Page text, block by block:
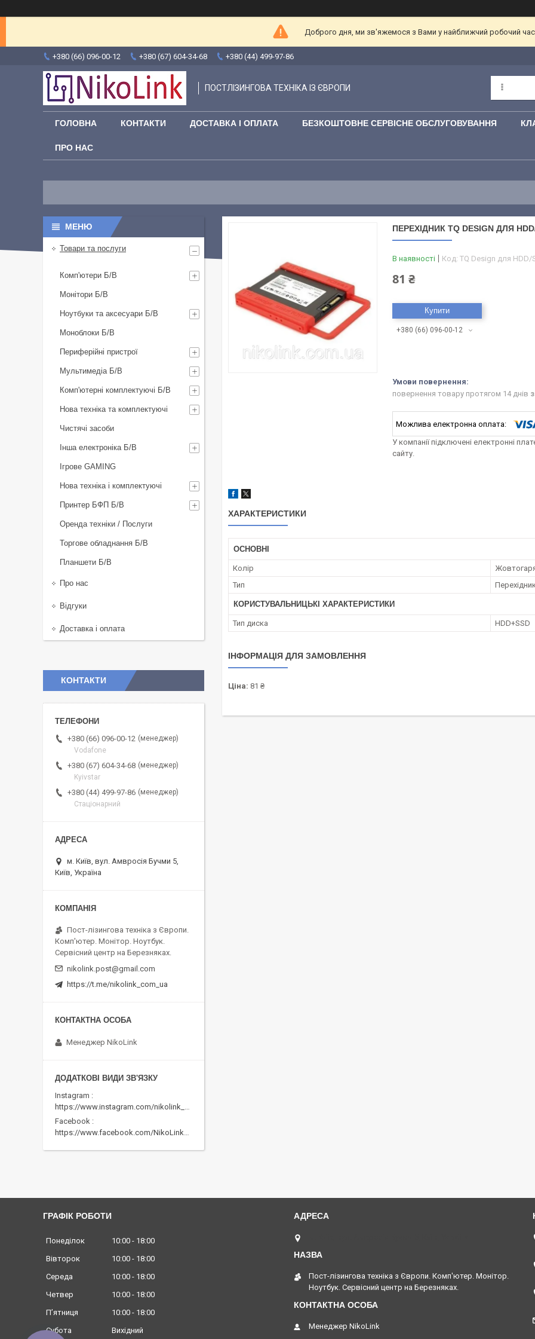
Доброго дня, ми зв'яжемося з Вами у найближчий робочий час.
+380 (66) 096-00-12 +380 (67) 604-34-68 +380 (44) 499-97-86
ПОСТЛІЗИНГОВА ТЕХНІКА ІЗ ЄВРОПИ
ГОЛОВНА КОНТАКТИ ДОСТАВКА І ОПЛАТА БЕЗКОШТОВНЕ СЕРВІСНЕ ОБСЛУГОВУВАННЯ
ПРО НАС
ПЕРЕХІДНИК TQ DESIGN ДЛЯ
В наявності Код: TQ Design для HDD/
81 ₴
Купити
+380 (66) 096-00-12
повернення товару протягом 14 днів
У компанії підключені електронні
сайту.
ХАРАКТЕРИСТИКИ
ОСНОВНІ
Колір
Тип
КОРИСТУВАЛЬНИЦЬКІ ХАРАКТЕРИСТИКИ
Тип диска HDD+SSD
ІНФОРМАЦІЯ ДЛЯ ЗАМОВЛЕННЯ
Ціна: 81 ₴
Товари та послуги
Комп'ютери Б/В
Монітори Б/В
Ноутбуки та аксесуари Б/В
Моноблоки Б/В
Периферійні пристрої
Мультимедіа Б/В
Комп'ютерні комплектуючі Б/В
Нова техніка та комплектуючі
Чистячі засоби
Інша електроніка Б/В
Ігрове GAMING
Нова техніка і комплектуючі
Принтер БФП Б/В
Оренда техніки / Послуги
Торгове обладнання Б/В
Планшети Б/В
Про нас
Відгуки
Доставка і оплата
КОНТАКТИ
+380 (66) 096-00-12
менеджер
Vodafone
+380 (67) 604-34-68
менеджер
Kyivstar
+380 (44) 499-97-86
менеджер
Стаціонарний
м. Київ, вул. Амвросія Бучми 5,
Київ, Україна
Пост-лізингова техніка з Європи.
Комп'ютер. Монітор. Ноутбук.
Сервісний центр на Березняках.
nikolink.post@gmail.com
https://t.me/nikolink_com_ua
Менеджер NikoLink
Instagram
https://www.instagram.com/nikolink_pc/
Facebook
https://www.facebook.com/NikoLinkPC/
ГРАФІК РОБОТИ
Понеділок 10:00
18:00
Вівторок
10:00
18:00
Середа
10:00
18:00
Четвер
10:00
18:00
Пʼятниця
10:00
18:00
Субота
Вихідний
Пост-лізингова техніка з Європи. Комп'ютер. Монітор.
Ноутбук. Сервісний центр на Березняках.
Менеджер NikoLink